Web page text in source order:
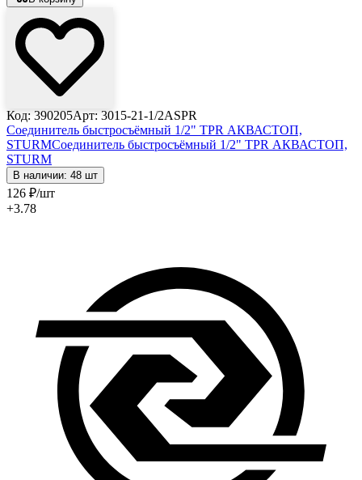
Код: 390205Арт: 3015-21-1/2ASPR
Соединитель быстросъёмный 1/2" TPR АКВАСТОП,
STURMСоединитель быстросъёмный 1/2" TPR АКВАСТОП,
STURM
В наличии: 48 шт
126 ₽/шт
+3.78